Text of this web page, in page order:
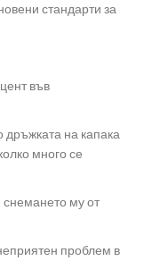
стандарти за
във
дръжката на капака
много се
снемането му от
проблем в